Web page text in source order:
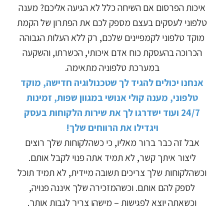
איכות הפרסום אם השיחה כלל לא הגיעה אליכם? מענה
טלפוני לעסקים בעצם מספק לכם את הפתרון של הקמת
מוקד טלפוני לקמפיינים שלכם, רק ללא העלות הגבוהה
הכרוכה בהעסקת כוח אדם איכותי, הכשרתו, והשקעה
במערכת טלפוניה מתאימה.
אנחנו יכולים להגיד לך שטכנולוגיה חדישה, מוקד
טלפוני, מענה קולי אנושי במגוון שפות, זמינות
24/7 ועוד ישדרגו לך את שירות הלקוחות בעסק
ויגדילו את הרווחים שלך!
אבל זה כבר ברור מאליו, כי כשהלקוחות שלך רוצים
ליצור איתך קשר, לא תמיד אתה פנוי לקבל אותם.
וכשהלקוחות שלך צריכים תשובה מיידית, לא תמיד תוכל
לספק להם אותם. וכשהמזכירה שלך איננה פנויה,
וכשאתה יוצא לפגישות – מישהו צריך לגבות אותך.